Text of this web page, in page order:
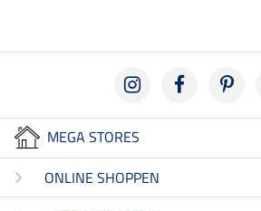
MEGA STORES
ONLINE SHOPPEN